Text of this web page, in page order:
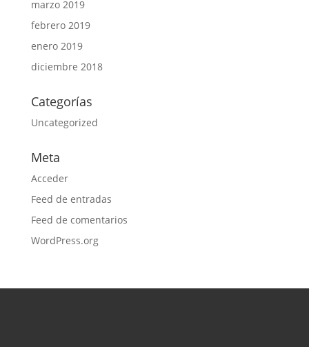
marzo 2019
febrero 2019
enero 2019
diciembre 2018
Categorías
Uncategorized
Meta
Acceder
Feed de entradas
Feed de comentarios
WordPress.org